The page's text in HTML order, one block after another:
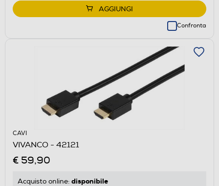
AGGIUNGI
Confronta
CAVI
VIVANCO - 42121
€ 59,90
Acquisto online: disponibile